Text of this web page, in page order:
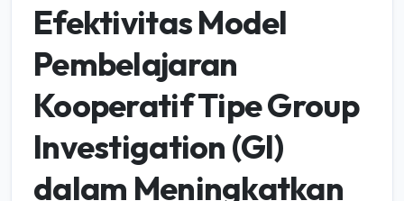
Efektivitas Model
Pembelajaran
Kooperatif Tipe Group
Investigation (GI)
dalam Meningkatkan